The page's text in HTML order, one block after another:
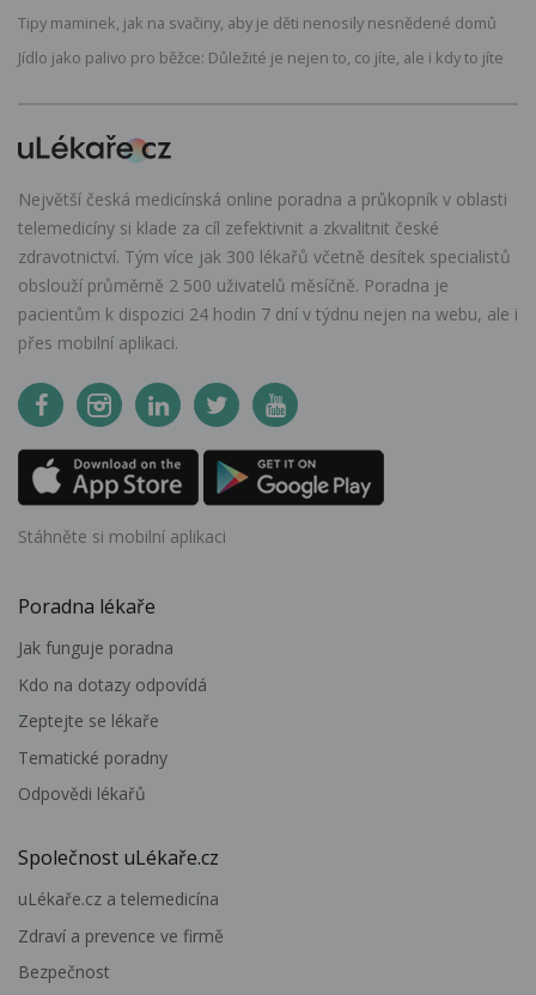
Tipy maminek, jak na svačiny, aby je děti nenosily nesnědené domů
Jídlo jako palivo pro běžce: Důležité je nejen to, co jíte, ale i kdy to jíte
Největší česká medicínská online poradna a průkopník v oblasti
telemedicíny si klade za cíl zefektivnit a zkvalitnit české
zdravotnictví. Tým více jak 300 lékařů včetně desítek specialistů
obslouží průměrně 2 500 uživatelů měsíčně. Poradna je
pacientům k dispozici 24 hodin 7 dní v týdnu nejen na webu, ale i
přes mobilní aplikaci.
Stáhněte si mobilní aplikaci
Poradna lékaře
Jak funguje poradna
Kdo na dotazy odpovídá
Zeptejte se lékaře
Tematické poradny
Odpovědi lékařů
Společnost uLékaře.cz
uLékaře.cz a telemedicína
Zdraví a prevence ve firmě
Bezpečnost